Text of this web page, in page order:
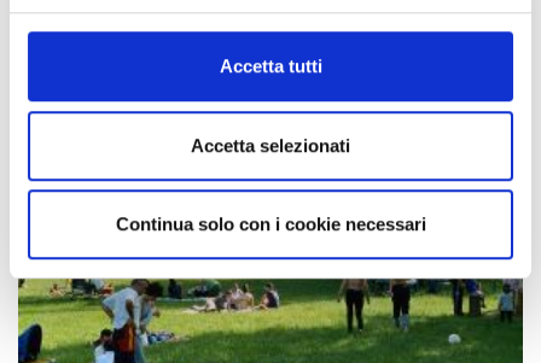
informazioni complete sul trattamento dati clicca qui:
Accetta tutti
Accetta selezionati
Continua solo con i cookie necessari